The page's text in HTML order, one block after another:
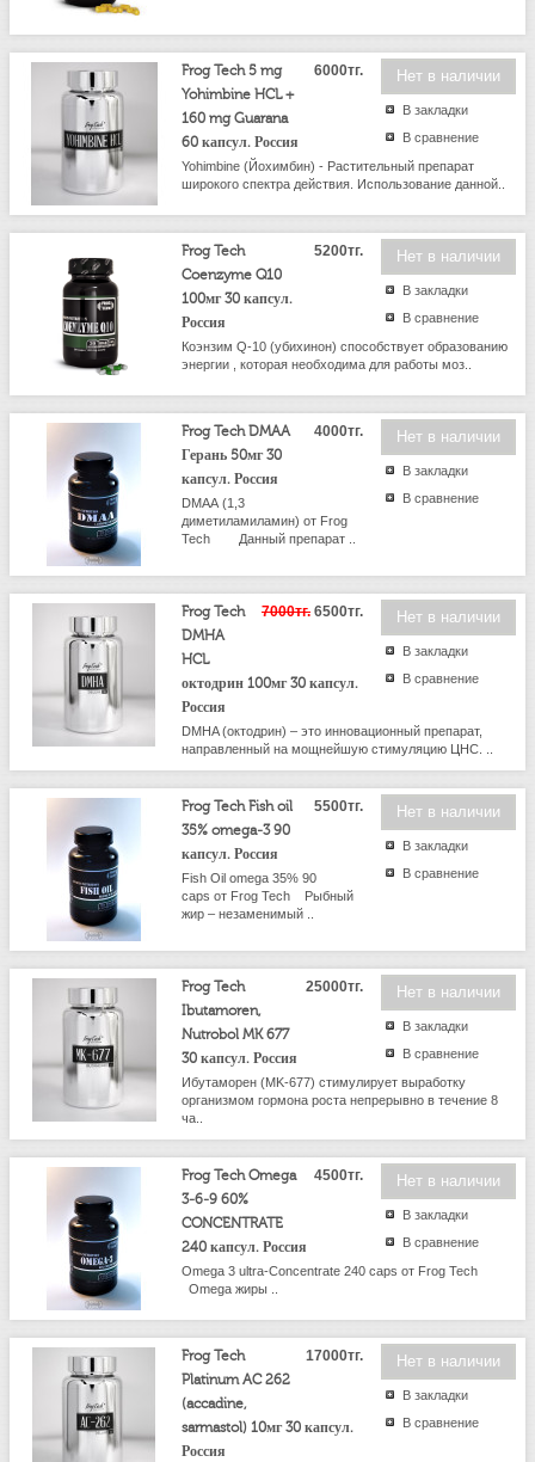
Нет в наличии
В закладки
В сравнение
6000тг.
Frog Tech 5 mg
Yohimbine HCL +
160 mg Guarana
60 капсул. Россия
Yohimbine (Йохимбин) - Растительный препарат
широкого спектра действия. Использование данной..
Нет в наличии
В закладки
В сравнение
5200тг.
Frog Tech
Coenzyme Q10
100мг 30 капсул.
Россия
Коэнзим Q-10 (убихинон) способствует образованию
энергии , которая необходима для работы моз..
Нет в наличии
В закладки
В сравнение
4000тг.
Frog Tech DMAA
Герань 50мг 30
капсул. Россия
DMAA (1,3
диметиламиламин) от Frog
Tech Данный препарат ..
Нет в наличии
В закладки
В сравнение
7000тг. 6500тг.
Frog Tech
DMHA
HCL
октодрин 100мг 30 капсул.
Россия
DMHA (октодрин) – это инновационный препарат,
направленный на мощнейшую стимуляцию ЦНС. ..
Нет в наличии
В закладки
В сравнение
5500тг.
Frog Tech Fish oil
35% omega-3 90
капсул. Россия
Fish Oil omega 35% 90
caps от Frog Tech Рыбный
жир – незаменимый ..
Нет в наличии
В закладки
В сравнение
25000тг.
Frog Tech
Ibutamoren,
Nutrobol MK 677
30 капсул. Россия
Ибутаморен (MK-677) стимулирует выработку
организмом гормона роста непрерывно в течение 8
ча..
Нет в наличии
В закладки
В сравнение
4500тг.
Frog Tech Omega
3-6-9 60%
CONCENTRATE
240 капсул. Россия
Omega 3 ultra-Concentrate 240 caps от Frog Tech
Omega жиры ..
Нет в наличии
В закладки
В сравнение
17000тг.
Frog Tech
Platinum AC 262
(accadine,
sarmastol) 10мг 30 капсул.
Россия